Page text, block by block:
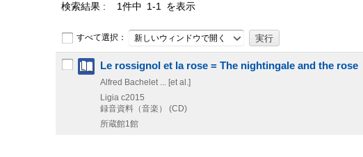
検索結果 1件中 1-1 を表示
すべて選択： 新しいウィンドウで開く
Le rossignol et la rose = The nightingale and the rose
Alfred Bachelet ... [et al.]
Ligia c2015
録音資料（音楽） (CD)
所蔵館1館